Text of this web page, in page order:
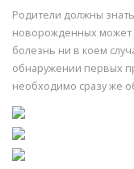
Родители должны
новорожденных может
болезнь ни в коем
обнаружении первых
необходимо сразу же